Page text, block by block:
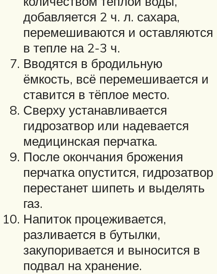
добавляется 2 ч. л. сахара,
перемешиваются и оставляются
в тепле на 2-3 ч.
Вводятся в бродильную
ёмкость, всё перемешивается и
ставится в тёплое место.
Сверху устанавливается
гидрозатвор или надевается
медицинская перчатка.
После окончания брожения
перчатка опустится, гидрозатвор
перестанет шипеть и выделять
газ.
Напиток процеживается,
разливается в бутылки,
закупоривается и выносится в
подвал на хранение.